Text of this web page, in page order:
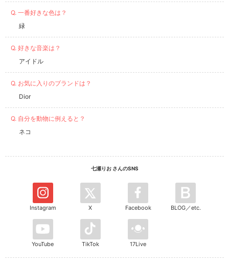
Q. 一番好きな色は？
緑
Q. 好きな音楽は？
アイドル
Q. お気に入りのブランドは？
Dior
Q. 自分を動物に例えると？
ネコ
七瀬りお さんのSNS
Instagram X Facebook BLOG／etc.
YouTube TikTok 17Live